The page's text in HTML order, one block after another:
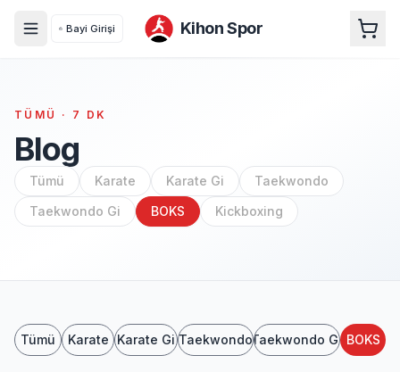
Bayi Girişi Kihon Spor
TÜMÜ · 7 DK
Blog
Tümü Karate Karate Gi
Taekwondo
Taekwondo Gi
BOKS Kickboxing
Tümü Karate Karate Gi TaekwondoTaekwondo Gi BOKS